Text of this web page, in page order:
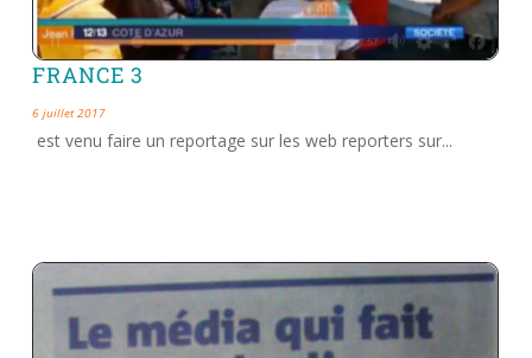
FRANCE 3
6 juillet 2017
est venu faire un reportage sur les web reporters sur...